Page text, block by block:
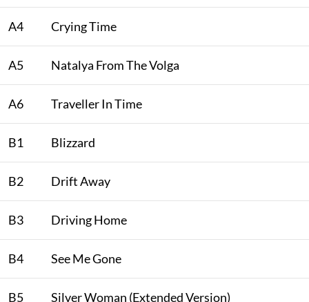
A4 Crying Time
A5 Natalya From The Volga
A6 Traveller In Time
B1 Blizzard
B2 Drift Away
B3 Driving Home
B4 See Me Gone
B5 Silver Woman (Extended Version)